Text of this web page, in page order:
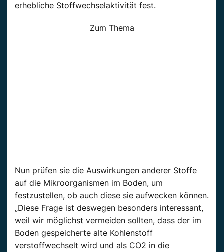
erhebliche Stoffwechselaktivität fest.
Zum Thema
Nun prüfen sie die Auswirkungen anderer Stoffe
auf die Mikroorganismen im Boden, um
festzustellen, ob auch diese sie aufwecken können.
„Diese Frage ist deswegen besonders interessant,
weil wir möglichst vermeiden sollten, dass der im
Boden gespeicherte alte Kohlenstoff
verstoffwechselt wird und als CO2 in die